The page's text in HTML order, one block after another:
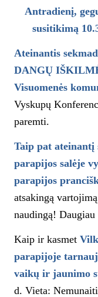
Antradienį,
susitikimą
Ateinantis
DANGŲ
Visuomenės
Vyskupų
paremti.
Taip pat ateinantį
parapijos salėje
parapijos
atsakingą
naudingą!
Kaip ir kasmet
parapijoje
vaikų ir jaunimo
d. Vieta: